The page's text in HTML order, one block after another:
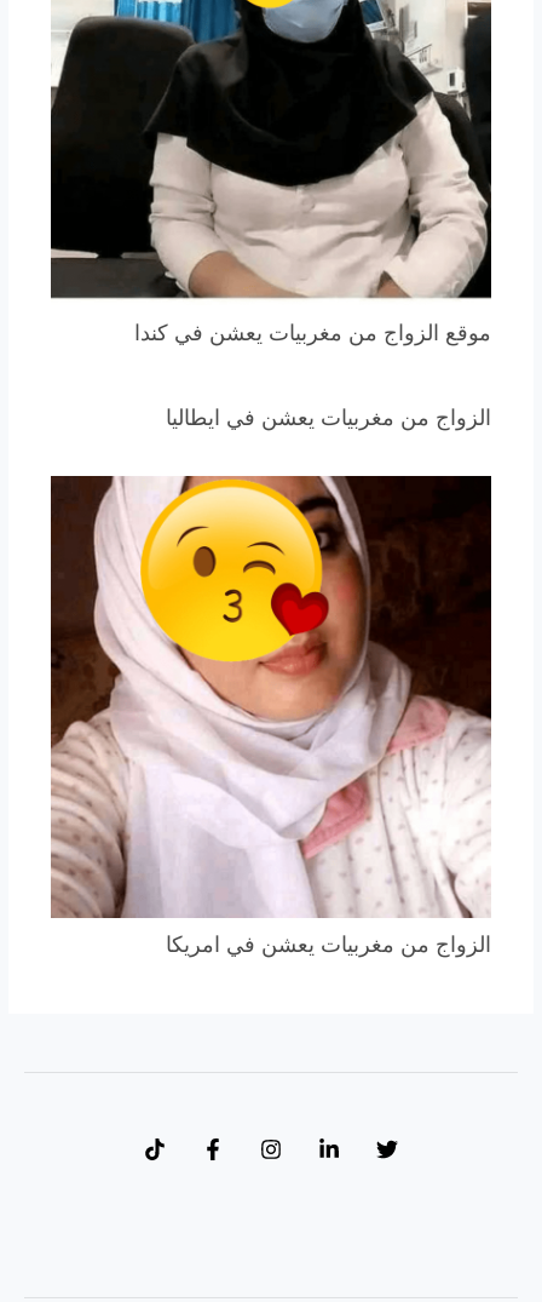
موقع الزواج من مغربيات يعشن في كندا
الزواج من مغربيات يعشن في ايطاليا
الزواج من مغربيات يعشن في امريكا